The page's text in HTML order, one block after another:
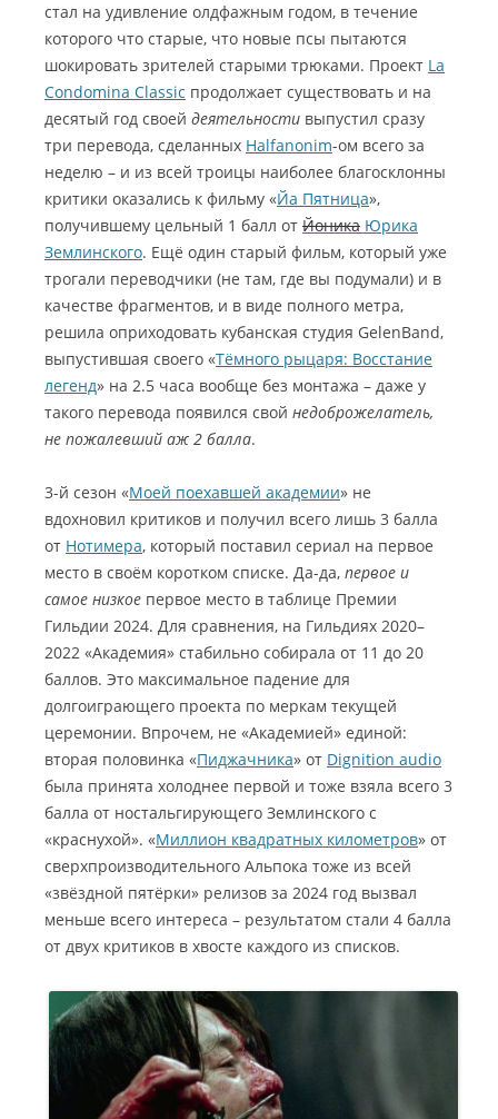
стал на удивление олдфажным годом, в течение
которого что старые, что новые псы пытаются
шокировать зрителей старыми трюками. Проект La
Condomina Classic продолжает существовать и на
десятый год своей деятельности выпустил сразу
три перевода, сделанных Halfanonim-ом всего за
неделю – и из всей троицы наиболее благосклонны
критики оказались к фильму «Йа Пятница»,
получившему цельный 1 балл от Йоника Юрика
Землинского. Ещё один старый фильм, который уже
трогали переводчики (не там, где вы подумали) и в
качестве фрагментов, и в виде полного метра,
решила оприходовать кубанская студия GelenBand,
выпустившая своего «Тёмного рыцаря: Восстание
легенд» на 2.5 часа вообще без монтажа – даже у
такого перевода появился свой недоброжелатель,
не пожалевший аж 2 балла.
3-й сезон «Моей поехавшей академии» не
вдохновил критиков и получил всего лишь 3 балла
от Нотимера, который поставил сериал на первое
место в своём коротком списке. Да-да, первое и
самое низкое первое место в таблице Премии
Гильдии 2024. Для сравнения, на Гильдиях 2020–
2022 «Академия» стабильно собирала от 11 до 20
баллов. Это максимальное падение для
долгоиграющего проекта по меркам текущей
церемонии. Впрочем, не «Академией» единой:
вторая половинка «Пиджачника» от Dignition audio
была принята холоднее первой и тоже взяла всего 3
балла от ностальгирующего Землинского с
«краснухой». «Миллион квадратных километров» от
сверхпроизводительного Альпока тоже из всей
«звёздной пятёрки» релизов за 2024 год вызвал
меньше всего интереса – результатом стали 4 балла
от двух критиков в хвосте каждого из списков.